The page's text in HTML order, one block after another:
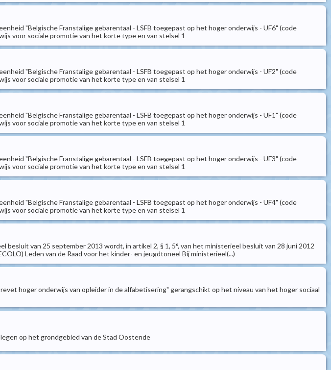
"Belgische Franstalige gebarentaal - LSFB toegepast op het hoger onderwijs - UF6" (code
voor sociale promotie van het korte type en van stelsel 1
"Belgische Franstalige gebarentaal - LSFB toegepast op het hoger onderwijs - UF2" (code
voor sociale promotie van het korte type en van stelsel 1
"Belgische Franstalige gebarentaal - LSFB toegepast op het hoger onderwijs - UF1" (code
voor sociale promotie van het korte type en van stelsel 1
"Belgische Franstalige gebarentaal - LSFB toegepast op het hoger onderwijs - UF3" (code
voor sociale promotie van het korte type en van stelsel 1
"Belgische Franstalige gebarentaal - LSFB toegepast op het hoger onderwijs - UF4" (code
voor sociale promotie van het korte type en van stelsel 1
besluit van 25 september 2013 wordt, in artikel 2, § 1, 5°, van het ministerieel besluit van 28 juni 2012
Leden van de Raad voor het kinder- en jeugdtoneel Bij ministerieel(...)
hoger onderwijs van opleider in de alfabetisering" gerangschikt op het niveau van het hoger sociaal
op het grondgebied van de Stad Oostende